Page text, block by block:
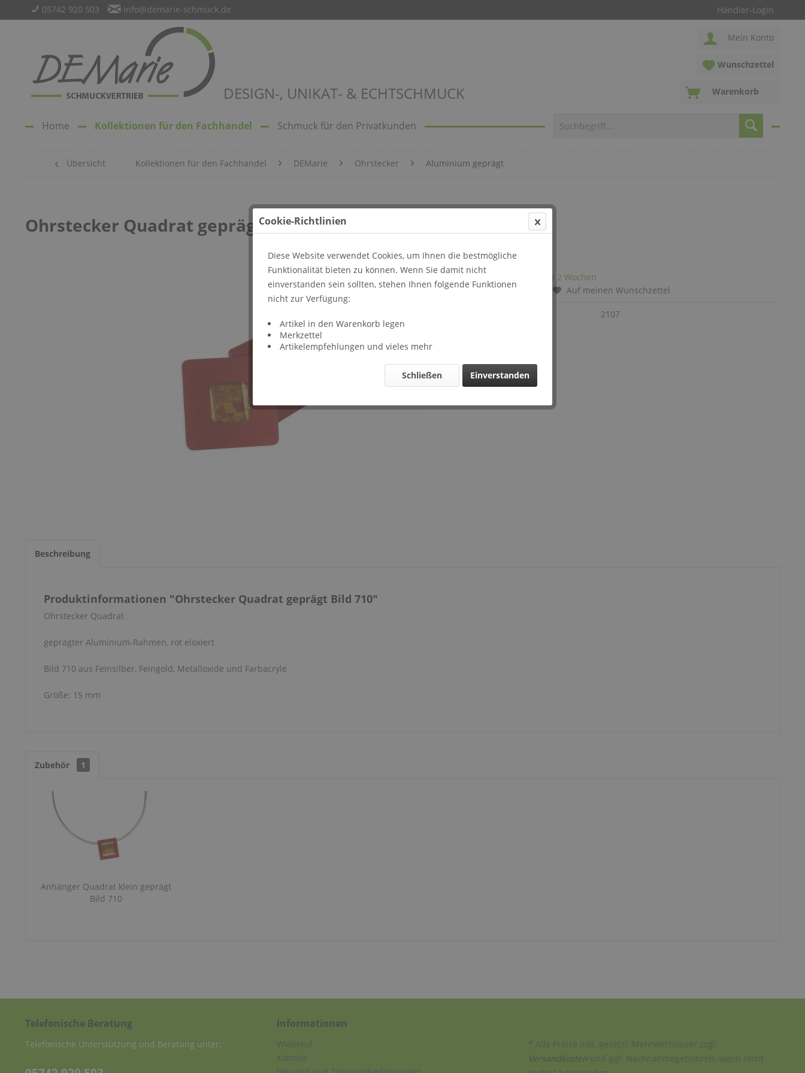
Händler-Login
05742 920 503 info@demarie-schmuck.de
DESIGN-, UNIKAT- & ECHTSCHMUCK
Mein Konto
Wunschzettel
Warenkorb
Home Kollektionen für den Fachhandel Schmuck für den Privatkunden
Übersicht Kollektionen für den Fachhandel DEMarie Ohrstecker Aluminium geprägt
Ohrstecker Quadrat geprägt Bild 710
Lieferzeit: ca 2 Wochen
Vergleichen
Auf meinen Wunschzettel
2107
Beschreibung
Produktinformationen "Ohrstecker Quadrat geprägt Bild 710"
Ohrstecker Quadrat
geprägter Aluminium-Rahmen, rot eloxiert
Bild 710 aus Feinsilber, Feingold, Metalloxide und Farbacryle
Größe: 15 mm
Zubehör 1
Anhänger Quadrat klein geprägt
Bild 710
Telefonische Beratung
Telefonische Unterstützung und Beratung unter:
Informationen
Widerruf
Kontakt
* Alle Preise inkl. gesetzl. Mehrwertsteuer zzgl.
Versandkosten und ggf. Nachnahmegebühren, wenn nicht
Cookie-Richtlinien
Diese Website verwendet Cookies, um Ihnen die bestmögliche
Funktionalität bieten zu können. Wenn Sie damit nicht
einverstanden sein sollten, stehen Ihnen folgende Funktionen
nicht zur Verfügung:
Artikel in den Warenkorb legen
Merkzettel
Artikelempfehlungen und vieles mehr
Einverstanden
Schließen